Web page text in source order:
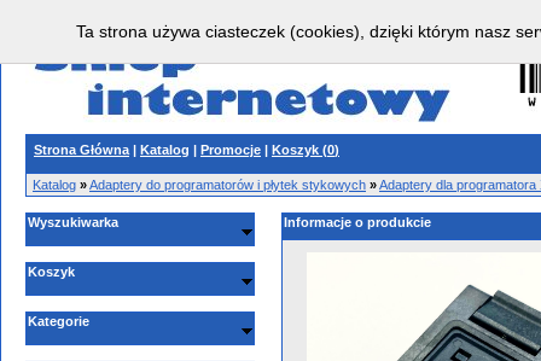
Strona Główna | Katalog | Promocje | Koszyk (0)
Katalog »Adaptery do programatorów i płytek stykowych »Adaptery dla programatora
Wyszukiwarka
Koszyk
Kategorie
Informacje o produkcie
Ta strona używa ciasteczek (cookies), dzięki którym nasz